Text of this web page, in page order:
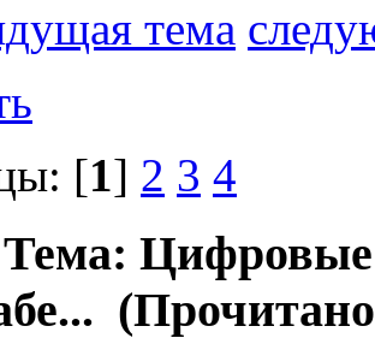
тема
[1] 2 3 4
Тема:
(Прочитано